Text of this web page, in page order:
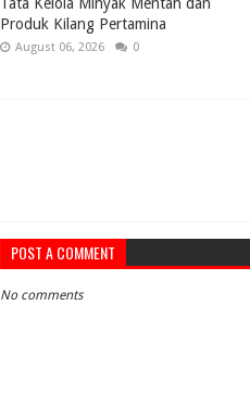
Produk Kilang Pertamina
August 06, 2026 0
POST A COMMENT
No comments